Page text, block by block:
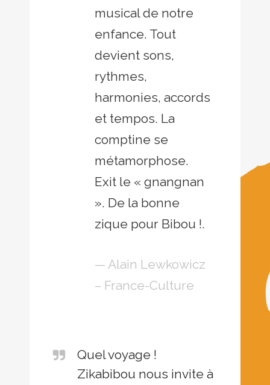
musical de notre
enfance. Tout
devient sons,
rythmes,
harmonies, accords
et tempos. La
comptine se
métamorphose.
Exit le « gnangnan
». De la bonne
zique pour Bibou !.
— Alain Lewkowicz
– France-Culture
Quel voyage !
Zikabibou nous invite à